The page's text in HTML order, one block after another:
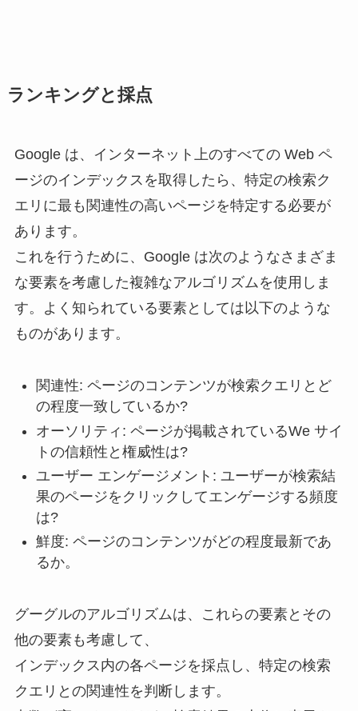
ランキングと採点
Google は、インターネット上のすべての Web ペ
ージのインデックスを取得したら、特定の検索ク
エリに最も関連性の高いページを特定する必要が
あります。
これを行うために、Google は次のようなさまざま
な要素を考慮した複雑なアルゴリズムを使用しま
す。よく知られている要素としては以下のような
ものがあります。
関連性: ページのコンテンツが検索クエリとど
の程度一致しているか?
オーソリティ: ページが掲載されているWe サイ
トの信頼性と権威性は?
ユーザー エンゲージメント: ユーザーが検索結
果のページをクリックしてエンゲージする頻度
は?
鮮度: ページのコンテンツがどの程度最新であ
るか。
グーグルのアルゴリズムは、これらの要素とその
他の要素も考慮して、
インデックス内の各ページを採点し、特定の検索
クエリとの関連性を判断します。